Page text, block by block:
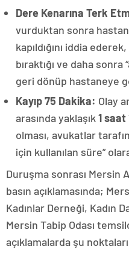
Dere Kenarına Terk
vurduktan sonra
kapıldığını iddia
bıraktığı ve daha sonra
geri dönüp hastaneye
Kayıp 75 Dakika: Olay
arasında yaklaşık 1 saat
olması, avukatlar
için kullanılan süre”
Duruşma sonrası Mersin
basın açıklamasında;
Kadınlar Derneği, Kadın
Mersin Tabip Odası
açıklamalarda şu